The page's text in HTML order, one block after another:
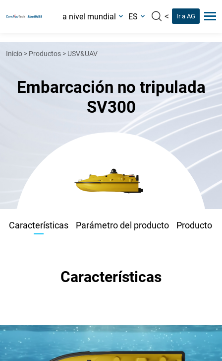
a nivel mundial ES < Ir a AG
Inicio > Productos > USV&UAV
Embarcación no tripulada
SV300
Características Parámetro del producto Producto
Características